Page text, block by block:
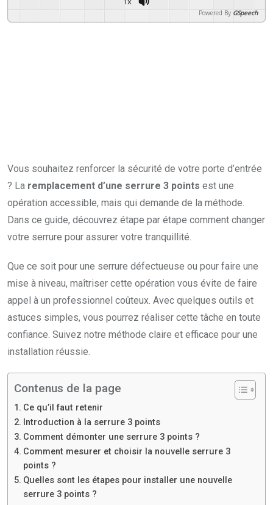
Powered By GSpeech
Vous souhaitez renforcer la sécurité de votre porte d’entrée
? La remplacement d’une serrure 3 points est une
opération accessible, mais qui demande de la méthode.
Dans ce guide, découvrez étape par étape comment changer
votre serrure pour assurer votre tranquillité.
Que ce soit pour une serrure défectueuse ou pour faire une
mise à niveau, maîtriser cette opération vous évite de faire
appel à un professionnel coûteux. Avec quelques outils et
astuces simples, vous pourrez réaliser cette tâche en toute
confiance. Suivez notre méthode claire et efficace pour une
installation réussie.
Contenus de la page
Ce qu’il faut retenir
Introduction à la serrure 3 points
Comment démonter une serrure 3 points ?
Comment mesurer et choisir la nouvelle serrure 3
points ?
Quelles sont les étapes pour installer une nouvelle
serrure 3 points ?